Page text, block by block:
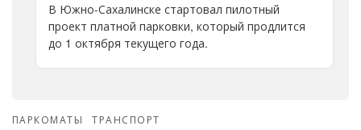
В Южно-Сахалинске стартовал пилотный
проект платной парковки, который продлится
до 1 октября текущего года.
ПАРКОМАТЫ ТРАНСПОРТ